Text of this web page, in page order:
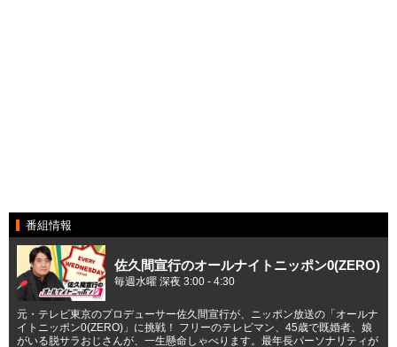
番組情報
佐久間宣行のオールナイトニッポン0(ZERO)
毎週水曜 深夜 3:00 - 4:30
元・テレビ東京のプロデューサー佐久間宣行が、ニッポン放送の「オールナ
イトニッポン0(ZERO)」に挑戦！ フリーのテレビマン、45歳で既婚者、娘
がいる脱サラおじさんが、一生懸命しゃべります。最年長パーソナリティが